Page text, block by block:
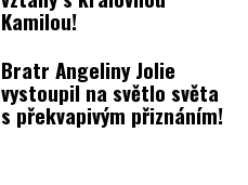
Kamilou!
Bratr Angeliny Jolie
vystoupil na světlo světa
s překvapivým přiznáním!